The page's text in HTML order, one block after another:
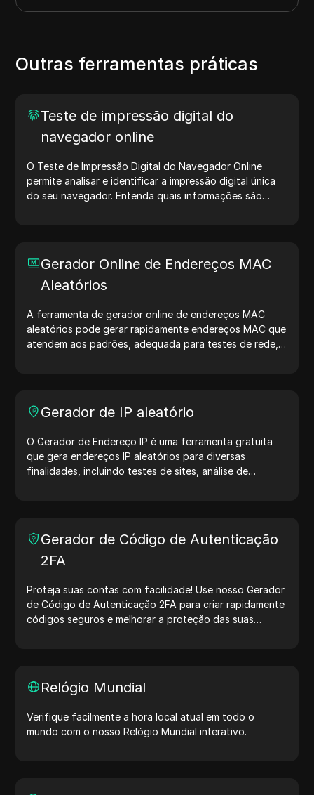
Outras ferramentas práticas
Teste de impressão digital do
navegador online
O Teste de Impressão Digital do Navegador Online
permite analisar e identificar a impressão digital única
do seu navegador. Entenda quais informações são
Gerador Online de Endereços MAC
Aleatórios
A ferramenta de gerador online de endereços MAC
aleatórios pode gerar rapidamente endereços MAC que
atendem aos padrões, adequada para testes de rede,
Gerador de IP aleatório
O Gerador de Endereço IP é uma ferramenta gratuita
que gera endereços IP aleatórios para diversas
finalidades, incluindo testes de sites, análise de
para testar geolocalização, verificar privacidade e
muito mais. Simplifique seus fluxos de trabalho e
otimize seu processo de desenvolvimento — gere
Gerador de Código de Autenticação
2FA
Proteja suas contas com facilidade! Use nosso Gerador
de Código de Autenticação 2FA para criar rapidamente
códigos seguros e melhorar a proteção das suas
Relógio Mundial
Verifique facilmente a hora local atual em todo o
mundo com o nosso Relógio Mundial interativo.